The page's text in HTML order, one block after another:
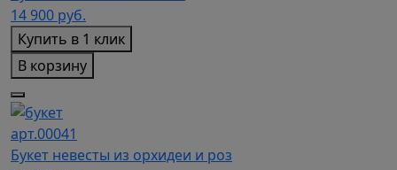
14 900 руб.
Купить в 1 клик
В корзину
арт.00041
Букет невесты из орхидеи и роз